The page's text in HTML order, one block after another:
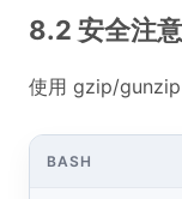
8.2 安全注
使用 gzip/gunzip
BASH